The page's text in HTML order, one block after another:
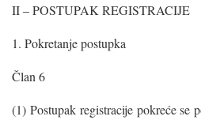
II – POSTUPAK REGISTRACIJE
1. Pokretanje postupka
Član 6
(1) Postupak registracije pokreće se